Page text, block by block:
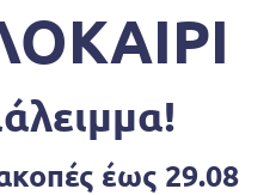
έως 29.08